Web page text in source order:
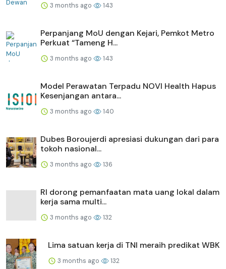
3 months ago 143
Perpanjang MoU dengan Kejari, Pemkot Metro
Perkuat “Tameng H...
3 months ago 143
Model Perawatan Terpadu NOVI Health Hapus
Kesenjangan antara...
3 months ago 140
Dubes Boroujerdi apresiasi dukungan dari para
tokoh nasional...
3 months ago 136
RI dorong pemanfaatan mata uang lokal dalam
kerja sama multi...
3 months ago 132
Lima satuan kerja di TNI meraih predikat WBK
3 months ago 132